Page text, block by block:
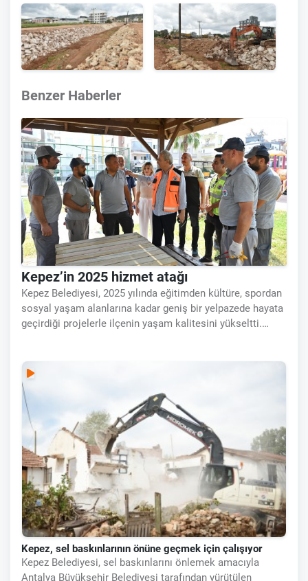
Benzer Haberler
Kepez’in 2025 hizmet atağı
Kepez Belediyesi, 2025 yılında eğitimden kültüre, spordan
sosyal yaşam alanlarına kadar geniş bir yelpazede hayata
geçirdiği projelerle ilçenin yaşam kalitesini yükseltti.
Kepez, sel baskınlarının önüne geçmek için çalışıyor
Kepez Belediyesi, sel baskınlarını önlemek amacıyla
Antalya Büyükşehir Belediyesi tarafından yürütülen